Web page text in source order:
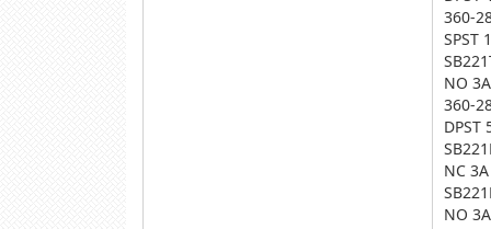
360-
SPST
NO
360-
DPST
NC
NO